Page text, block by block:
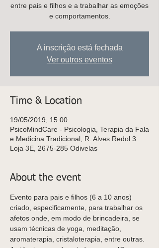
entre pais e filhos e a trabalhar as emoções
e comportamentos.
A inscrição está fechada
Ver outros eventos
Time & Location
19/05/2019, 15:00
PsicoMindCare - Psicologia, Terapia da Fala
e Medicina Tradicional, R. Alves Redol 3
Loja 3E, 2675-285 Odivelas
About the event
Evento para pais e filhos (6 a 10 anos)
criado, especificamente, para trabalhar os
afetos onde, em modo de brincadeira, se
usam técnicas de yoga, meditação,